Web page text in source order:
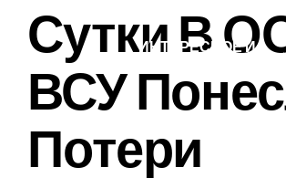
ИНТЕРЕСНОЕ И
Сутки В
ВСУ
Потери